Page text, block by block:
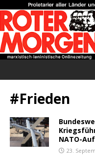
#Frieden
NATO-
23.